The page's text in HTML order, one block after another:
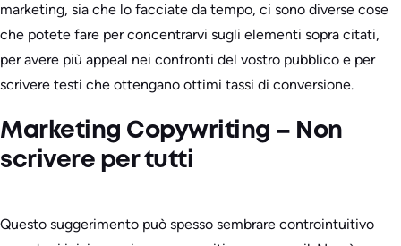
marketing, sia che lo facciate da tempo, ci sono diverse cose
che potete fare per concentrarvi sugli elementi sopra citati,
per avere più appeal nei confronti del vostro pubblico e per
scrivere testi che ottengano ottimi tassi di conversione.
Marketing Copywriting – Non
scrivere per tutti
Questo suggerimento può spesso sembrare controintuitivo